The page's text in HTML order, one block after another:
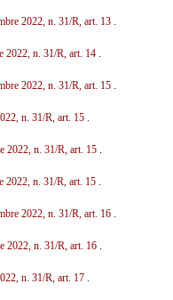
2022, n. 31/R, art. 13.
2022, n. 31/R, art. 14.
2022, n. 31/R, art. 15.
n. 31/R, art. 15.
2022, n. 31/R, art. 15.
2022, n. 31/R, art. 15.
2022, n. 31/R, art. 16.
2022, n. 31/R, art. 16.
n. 31/R, art. 17.